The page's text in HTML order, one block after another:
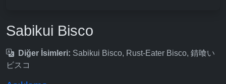
Sabikui Bisco
Diğer İsimleri: Sabikui Bisco, Rust-Eater Bisco, 錆喰い
ビスコ